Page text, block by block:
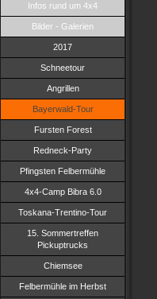
Infos rund um 4x4
Bilder - Galerien
2017
Schneetour
Angrillen
Bayerwald-Tour
Fursten Forest
Redneck-Party
Pfingsten Felbermühle
4x4-Camp Bibra 6.0
Toskana-Trentino-Tour
15. Sommertreffen
Pickuptrucks
Chiemsee
Felbermühle im Herbst